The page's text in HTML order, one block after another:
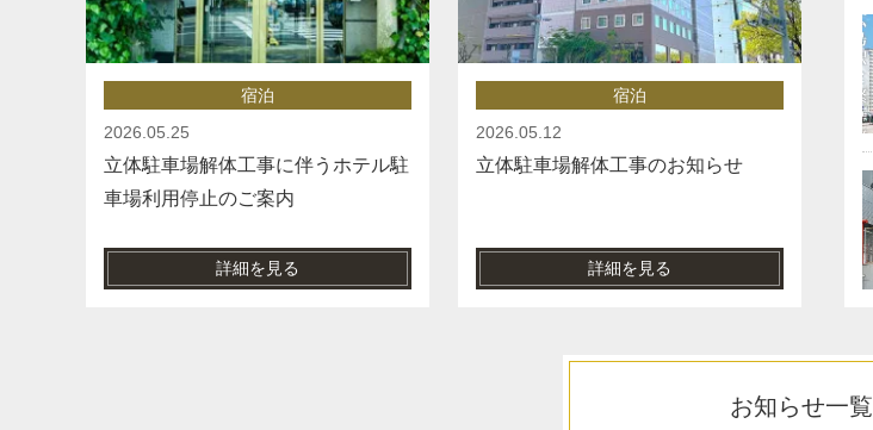
宿泊
2026.05.25
立体駐車場解体工事に伴うホテル駐
車場利用停止のご案内
詳細を見る
宿泊
2026.05.12
立体駐車場解体工事のお知らせ
詳細を見る
お知らせ一覧